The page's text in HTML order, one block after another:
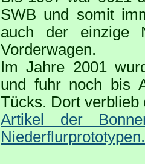
SWB und somit
auch der einzige
Vorderwagen.
Im Jahre 2001
und fuhr noch bis
Tücks. Dort verblieb
Artikel der
Niederflurprototypen.